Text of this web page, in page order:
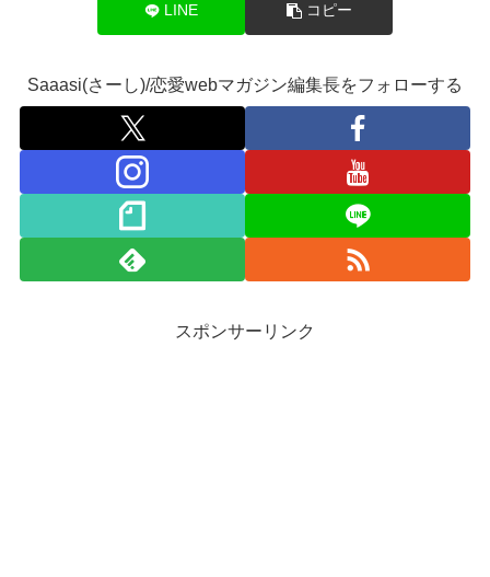
LINE コピー
Saaasi(さーし)/恋愛webマガジン編集長をフォローする
スポンサーリンク